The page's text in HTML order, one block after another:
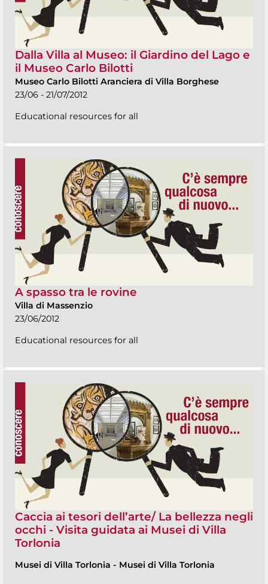
Dalla Villa al Museo: il Giardino del Lago e
il Museo Carlo Bilotti
Museo Carlo Bilotti Aranciera di Villa Borghese
23/06 - 21/07/2012
Educational resources for all
A spasso tra le rovine
Villa di Massenzio
23/06/2012
Educational resources for all
Caccia ai tesori dell’arte/ La bellezza negli
occhi - Visita guidata ai Musei di Villa
Torlonia
Musei di Villa Torlonia - Musei di Villa Torlonia